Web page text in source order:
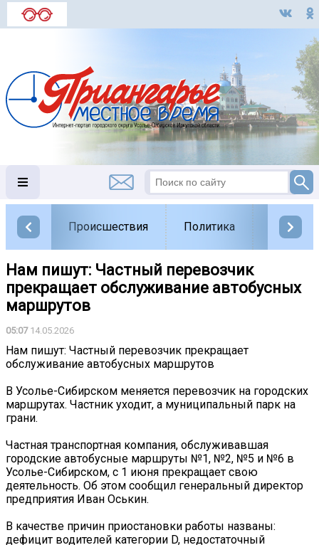
Происшествия Политика
Нам пишут: Частный перевозчик
прекращает обслуживание автобусных
маршрутов
05:0714.05.2026
Нам пишут: Частный перевозчик прекращает
обслуживание автобусных маршрутов
В Усолье-Сибирском меняется перевозчик на городских
маршрутах. Частник уходит, а муниципальный парк на
грани.
Частная транспортная компания, обслуживавшая
городские автобусные маршруты №1, №2, №5 и №6 в
Усолье-Сибирском, с 1 июня прекращает свою
деятельность. Об этом сообщил генеральный директор
предприятия Иван Оськин.
В качестве причин приостановки работы названы:
дефицит водителей категории D, недостаточный